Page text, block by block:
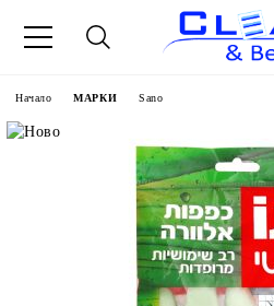
Начало МАРКИ Sano